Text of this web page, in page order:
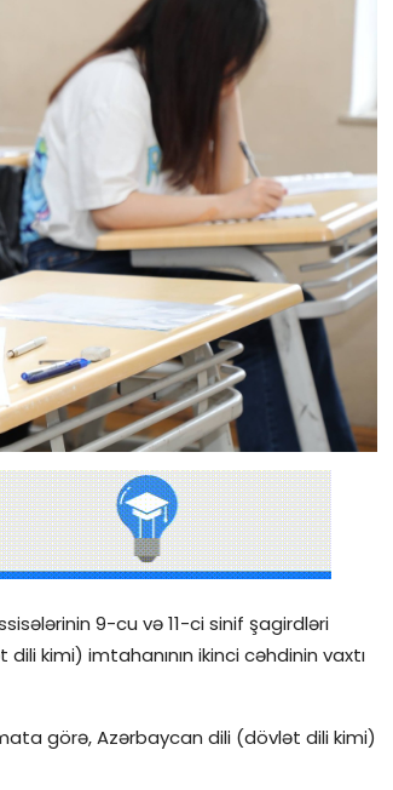
9-cu və 11-ci sinif şagirdləri
kimi) imtahanının ikinci cəhdinin vaxtı
görə, Azərbaycan dili (dövlət dili kimi)